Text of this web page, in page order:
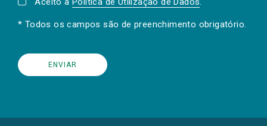
* Todos os campos são de preenchimento obrigatório.